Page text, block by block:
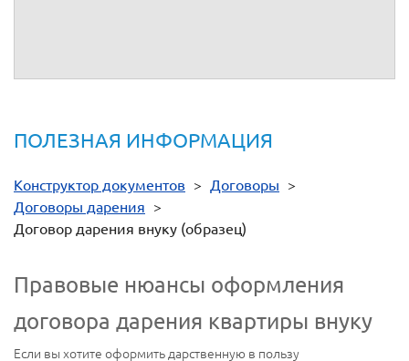
ПОЛЕЗНАЯ ИНФОРМАЦИЯ
Конструктор документов > Договоры >
Договоры дарения >
Договор дарения внуку (образец)
Правовые нюансы оформления
договора дарения квартиры внуку
Если вы хотите оформить дарственную в пользу